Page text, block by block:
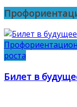
роста
Билет в